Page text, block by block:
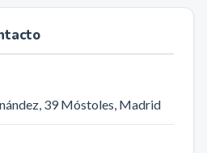
39 Móstoles, Madrid